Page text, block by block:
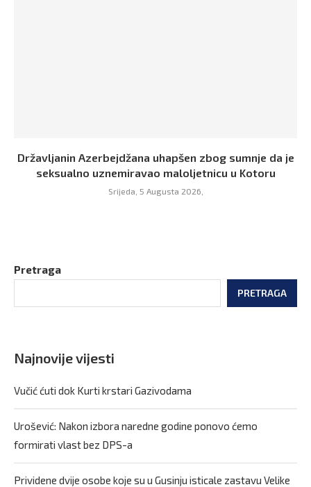
Državljanin Azerbejdžana uhapšen zbog sumnje da je
seksualno uznemiravao maloljetnicu u Kotoru
Srijeda, 5 Augusta 2026,
Pretraga
PRETRAGA
Najnovije vijesti
Vučić ćuti dok Kurti krstari Gazivodama
Urošević: Nakon izbora naredne godine ponovo ćemo
formirati vlast bez DPS-a
Prividene dvije osobe koje su u Gusinju isticale zastavu Velike